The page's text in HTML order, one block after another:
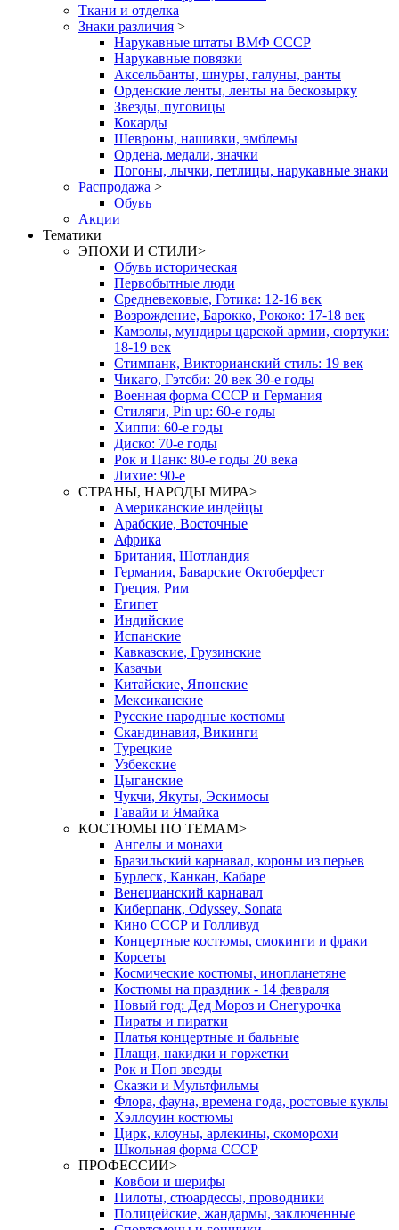
Ткани и отделка
Знаки различия >
Нарукавные штаты ВМФ СССР
Нарукавные повязки
Аксельбанты, шнуры, галуны, ранты
Орденские ленты, ленты на бескозырку
Звезды, пуговицы
Кокарды
Шевроны, нашивки, эмблемы
Ордена, медали, значки
Погоны, лычки, петлицы, нарукавные знаки
Распродажа >
Обувь
Акции
Тематики
ЭПОХИ И СТИЛИ>
Обувь историческая
Первобытные люди
Средневековые, Готика: 12-16 век
Возрождение, Барокко, Рококо: 17-18 век
Камзолы, мундиры царской армии, сюртуки:
18-19 век
Стимпанк, Викторианский стиль: 19 век
Чикаго, Гэтсби: 20 век 30-е годы
Военная форма СССР и Германия
Стиляги, Pin up: 60-е годы
Хиппи: 60-е годы
Диско: 70-е годы
Рок и Панк: 80-е годы 20 века
Лихие: 90-е
СТРАНЫ, НАРОДЫ МИРА>
Американские индейцы
Арабские, Восточные
Африка
Британия, Шотландия
Германия, Баварские Октоберфест
Греция, Рим
Египет
Индийские
Испанские
Кавказские, Грузинские
Казачьи
Китайские, Японские
Мексиканские
Русские народные костюмы
Скандинавия, Викинги
Турецкие
Узбекские
Цыганские
Чукчи, Якуты, Эскимосы
Гавайи и Ямайка
КОСТЮМЫ ПО ТЕМАМ>
Ангелы и монахи
Бразильский карнавал, короны из перьев
Бурлеск, Канкан, Кабаре
Венецианский карнавал
Киберпанк, Odyssey, Sonata
Кино СССР и Голливуд
Концертные костюмы, смокинги и фраки
Корсеты
Космические костюмы, инопланетяне
Костюмы на праздник - 14 февраля
Новый год: Дед Мороз и Снегурочка
Пираты и пиратки
Платья концертные и бальные
Плащи, накидки и горжетки
Рок и Поп звезды
Сказки и Мультфильмы
Флора, фауна, времена года, ростовые куклы
Хэллоуин костюмы
Цирк, клоуны, арлекины, скоморохи
Школьная форма СССР
ПРОФЕССИИ>
Ковбои и шерифы
Пилоты, стюардессы, проводники
Полицейские, жандармы, заключенные